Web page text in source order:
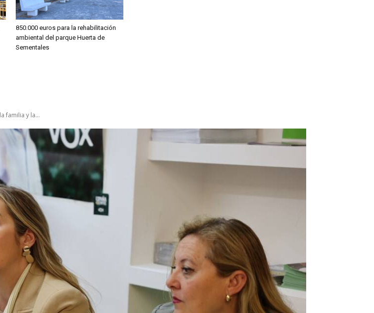
850.000 euros para la rehabilitación
ambiental del parque Huerta de
Sementales